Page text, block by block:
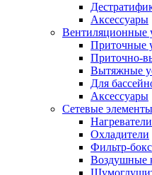
Аксессуары
Вентиляционные
Приточные
Приточно-
Вытяжные
Для
Аксессуары
Сетевые элементы
Нагреватели
Охладители
Фильтр-
Воздушные